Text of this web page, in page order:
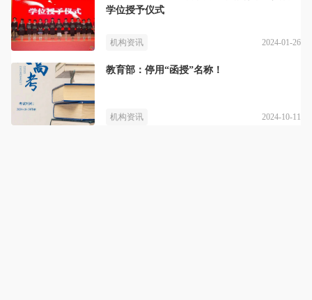
学位授予仪式
机构资讯 2024-01-26
教育部：停用“函授”名称！
机构资讯 2024-10-11